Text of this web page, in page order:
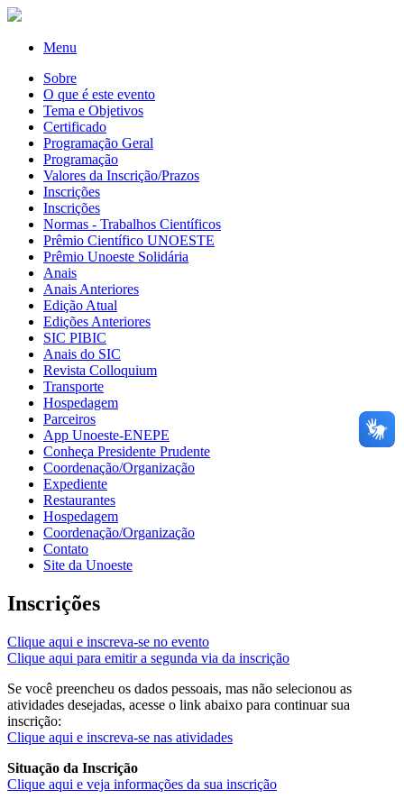
Menu
Sobre
O que é este evento
Tema e Objetivos
Certificado
Programação Geral
Programação
Valores da Inscrição/Prazos
Inscrições
Inscrições
Normas - Trabalhos Científicos
Prêmio Científico UNOESTE
Prêmio Unoeste Solidária
Anais
Anais Anteriores
Edição Atual
Edições Anteriores
SIC PIBIC
Anais do SIC
Revista Colloquium
Transporte
Hospedagem
Parceiros
App Unoeste-ENEPE
Conheça Presidente Prudente
Coordenação/Organização
Expediente
Restaurantes
Hospedagem
Coordenação/Organização
Contato
Site da Unoeste
Inscrições
Clique aqui e inscreva-se no evento
Clique aqui para emitir a segunda via da inscrição
Se você preencheu os dados pessoais, mas não selecionou as
atividades desejadas, acesse o link abaixo para continuar sua
inscrição:
Clique aqui e inscreva-se nas atividades
Situação da Inscrição
Clique aqui e veja informações da sua inscrição